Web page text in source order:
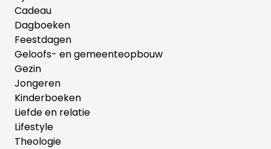
Cadeau
Dagboeken
Feestdagen
Geloofs- en gemeenteopbouw
Gezin
Jongeren
Kinderboeken
Liefde en relatie
Lifestyle
Theologie